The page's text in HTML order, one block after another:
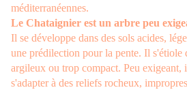
méditerranéennes.
Le Chataignier est un arbre peu
Il se développe dans des sols acides,
une prédilection pour la pente. Il s'étiole
argileux ou trop compact. Peu exigeant,
s'adapter à des reliefs rocheux,